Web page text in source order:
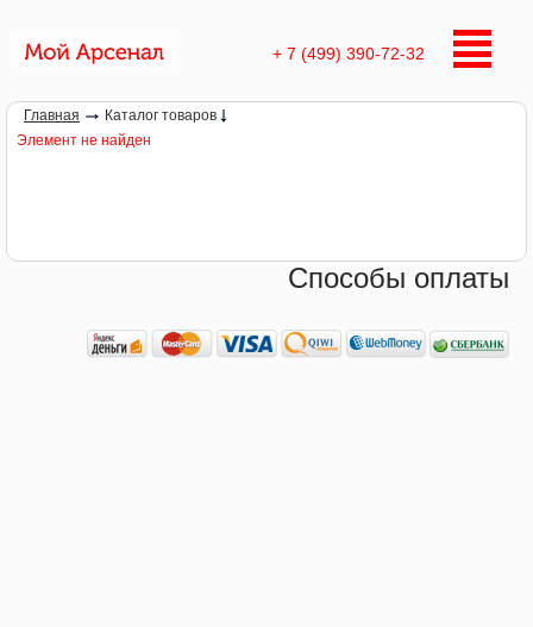
+ 7 (499) 390-72-32
Главная
Каталог товаров
Элемент не найден
Способы оплаты